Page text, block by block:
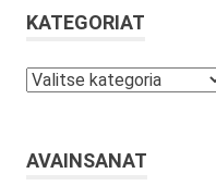
KATEGORIAT
Kategoriat
AVAINSANAT